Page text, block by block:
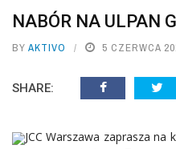
NABÓR NA ULPAN
BY AKTIVO 5 CZERWCA
SHARE:
JCC Warszawa zaprasza